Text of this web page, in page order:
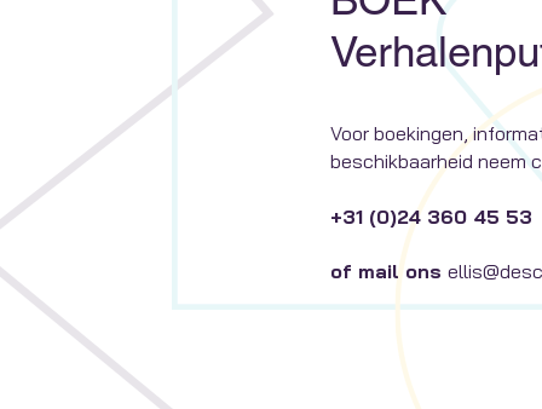
Voor boekingen,
beschikbaarheid neem
+31 (0)24 360 45 53
of mail ons ellis